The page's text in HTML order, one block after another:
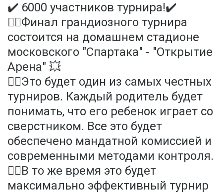
✔️ 6000 участников турнира!✔️
✍🏻Финал грандиозного турнира
состоится на домашнем стадионе
московского "Спартака" - "Открытие
Арена" 💥
✍🏻Это будет один из самых честных
турниров. Каждый родитель будет
понимать, что его ребенок играет со
сверстником. Все это будет
обеспечено мандатной комиссией и
современными методами контроля.
✍🏻В то же время это будет
максимально эффективный турнир